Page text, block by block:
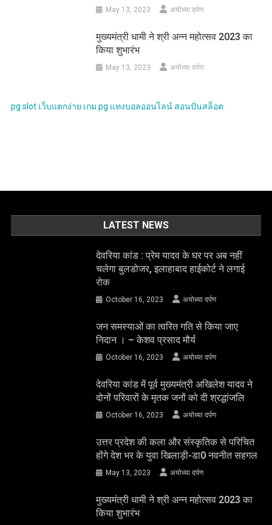
May 13, 2023 अयोध्या दर्पण
मुख्यमंत्री धामी ने श्री अन्न महोत्सव 2023 का
किया शुभारंभ
May 13, 2023 अयोध्या दर्पण
pg slot เว็บแตกง่าย เกม pg แทงบอลออนไลน์ สอนปั่นสล็อต
LATEST NEWS
देवरिया कांड : प्रेम यादव के घर पर अब नहीं
चलेगा बुलडोजर, इलाहाबाद हाईकोर्ट ने लगाई
रोक
October 16, 2023 अयोध्या दर्पण
जन समस्याओं का त्वरित गति से किया जाए
निदान । – केशव प्रसाद मौर्य
October 16, 2023 अयोध्या दर्पण
देवरिया कांड में पूर्व मुख्यमंत्री अखिलेश यादव ने
दोनों परिवारों के मृतक जनों को दी श्रद्धांजलि
October 16, 2023 अयोध्या दर्पण
उत्तर प्रदेश की कला और संस्कृतिक से परिचित
होंगे देश भर के युवा खिलाड़ी-डा0 नवनीत सहगल
May 13, 2023 अयोध्या दर्पण
मुख्यमंत्री धामी ने श्री अन्न महोत्सव 2023 का
किया शुभारंभ